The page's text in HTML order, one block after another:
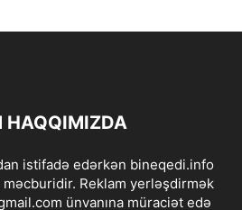
HAQQIMIZDA
istifadə edərkən bineqedi.info
məcburidir. Reklam yerləşdirmək
ünvanına müraciət edə